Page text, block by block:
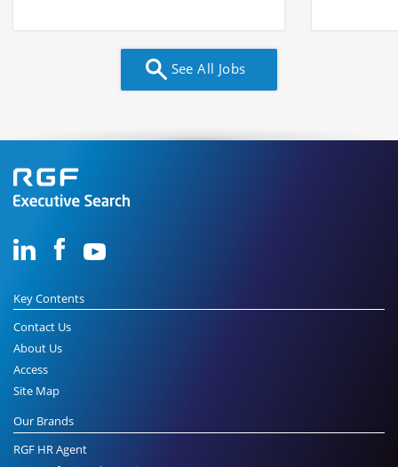
See All Jobs
Key Contents
Contact Us
About Us
Access
Site Map
Our Brands
RGF HR Agent